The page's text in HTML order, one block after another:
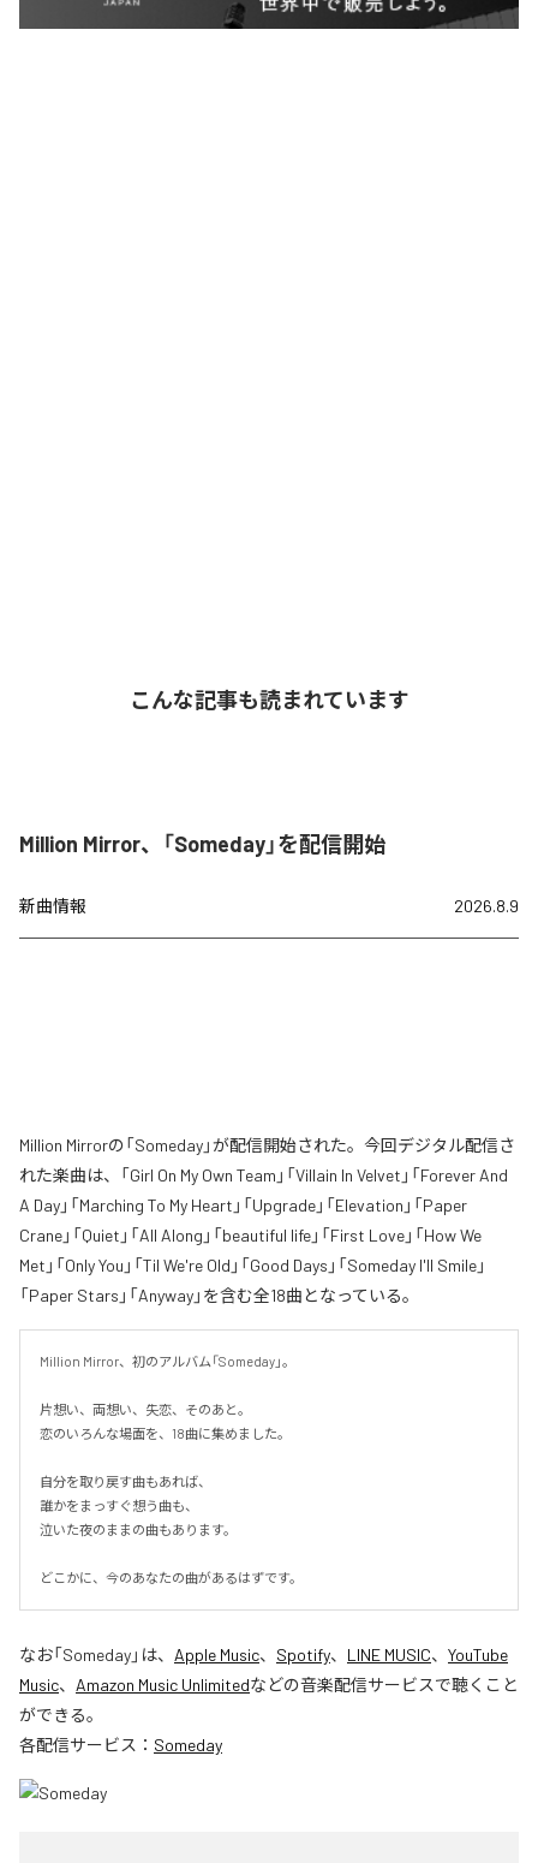
こんな記事も読まれています
Million Mirror、「Someday」を配信開始
新曲情報 2026.8.9
Million Mirrorの「Someday」が配信開始された。今回デジタル配信さ
れた楽曲は、「Girl On My Own Team」「Villain In Velvet」「Forever And
A Day」「Marching To My Heart」「Upgrade」「Elevation」「Paper
Crane」「Quiet」「All Along」「beautiful life」「First Love」「How We
Met」「Only You」「Til We're Old」「Good Days」「Someday I'll Smile」
「Paper Stars」「Anyway」を含む全18曲となっている。
Million Mirror、初のアルバム「Someday」。
片想い、両想い、失恋、そのあと。
恋のいろんな場面を、18曲に集めました。
自分を取り戻す曲もあれば、
誰かをまっすぐ想う曲も、
泣いた夜のままの曲もあります。
どこかに、今のあなたの曲があるはずです。
なお「Someday」は、 Apple Music、 Spotify、 LINE MUSIC、 YouTube
Music、 Amazon Music Unlimitedなどの音楽配信サービスで聴くこと
ができる。
各配信サービス： Someday